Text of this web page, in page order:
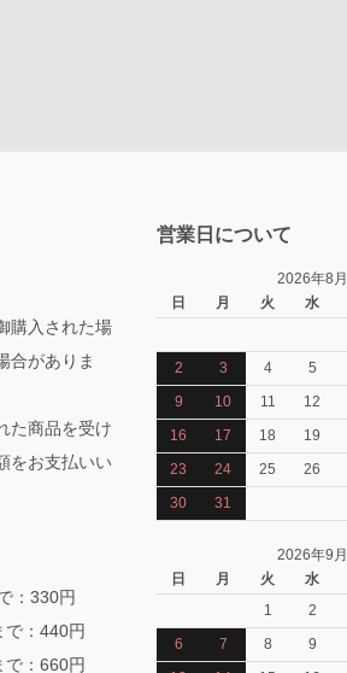
購入された場
合がありま
た商品を受け
をお支払いい
：330円
で：440円
で：660円
営業日について
2026年8月
日
月 火 水
2
3 4 5
9
10 11 12
16
17 18 19
23
24 25 26
30
31
2026年9月
日
月 火 水
1
2
6
7 8 9